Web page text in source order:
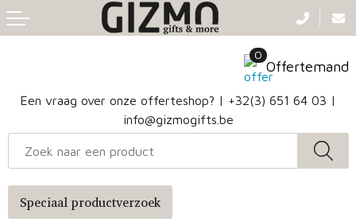
Een vraag over onze offerteshop? | +32(3) 651 64 03 |
info@gizmogifts.be
0
Offertemand
Klokken, horloges en weerstations
Sleutelhangers en Lanyards
Lampen en Gereedschap
Badtextiel en Douche
Handschoenen en Sjaals
Blazers
Hoofdbanden
Heuptassen
Papieren tassen
Reistassen
Speciaal productverzoek